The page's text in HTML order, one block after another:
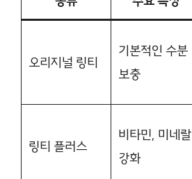
오리지널 링티
기본적인 수분
보충
링티 플러스
비타민, 미네랄
강화